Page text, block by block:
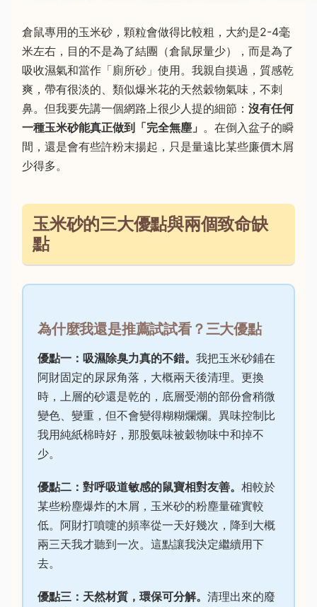
倉鼠專用的玉米砂，顆粒會做得比較粗，大約是2-4毫
米左右，目的不是為了結團（倉鼠尿量少），而是為了
吸收濕氣和當作「廁所砂」使用。我親自摸過，質感乾
爽，帶有很淡的、類似爆米花的天然穀物氣味，不刺
鼻。但我要先講一個網路上很少人提的細節： 沒有任何
一種玉米砂能真正做到「完全無塵」 。在倒入盆子的瞬
間，還是會有些許粉末揚起，只是量遠比某些廉價木屑
少得多。
玉米砂的三大優點與兩個致命缺
點
為什麼我還是推薦試試看？三大優點
優點一：吸濕除臭力真的不錯。 我把玉米砂鋪在
阿財固定的尿尿角落，大概兩天後清理。更換
時，上層的砂還是乾的，底層受潮的部份會稍微
變色、變重，但不會變得糊糊爛爛。異味控制比
我用純紙棉時好，那股氨味被穀物味中和掉不
少。
優點二：對呼吸道敏感的鼠寶相對友善。 相較於
某些粉塵爆炸的木屑，玉米砂的粉塵量確實較
低。阿財打噴嚏的頻率從一天好幾次，降到大概
兩三天我才聽到一次。這點讓我決定繼續用下
去。
優點三：天然材質，環保可分解。 清理出來的廢